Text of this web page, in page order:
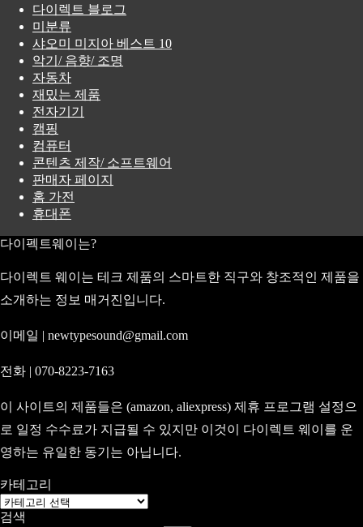
다이렉트 블로그
미분류
샤오미 미지아 베스트 10
악기/ 음향/ 조명
자동차
재밌는 제품
전자기기
캠핑
컴퓨터
콘텐츠 제작/ 소프트웨어
판매자 페이지
홈 가전
휴대폰
다이펙트웨이는?
다이렉트 웨이는 테크 제품의 스마트한 직구와 창조적인 제품을
소개하는 정보 매거진입니다.
이메일 | newtypesound@gmail.com
전화 | 070-8223-7163
이 사이트의 제품들은 (amazon, aliexpress) 제휴 프로그램 설정으
로 일정 수수료가 지급될 수 있지만 이것이 다이렉트 웨이를 운
영하는 유일한 동기는 아닙니다.
카테고리
카
테
검색